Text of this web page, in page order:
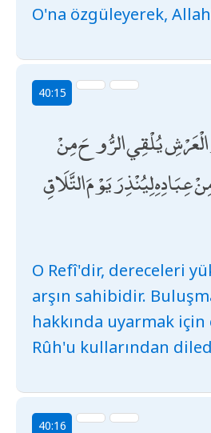
O'na özgüleyerek,
40:15
يُلْقِي الرُّوحَ مِنْ
عِبَادِهِ لِيُنْذِرَ يَوْمَ التَّلَاقِ
O Refî'dir, dereceleri
arşın sahibidir.
hakkında uyarmak
Rûh'u kullarından
40:16